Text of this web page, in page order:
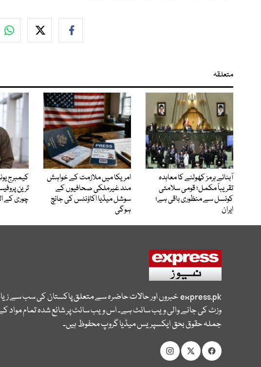
متعلقہ
آبنائے ہرمز کھولنے کا معاہدہ
تقریباً مکمل؛ قومی سلامتی
کونسل سے منظوری باقی ہے؛
ایران
امریکا میں ملازمت کے خواہش
مند غیرملکی صحافیوں کے
سوشل میڈیا اکاؤنٹس کی جانچ
ہوگی
کیمبرج
ترین
چوری کے
express.pkخبروں اور حالات حاضرہ سے متعلق پاکستان کی سب سے
وزٹ کی جانے والی ویب سائٹ ہے۔ اس ویب سائٹ پر شائع شدہ تمام مواد
جملہ حقوق بحق ایکسپریس میڈیا گروپ محفوظ ہیں۔